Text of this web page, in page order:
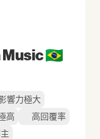
🇧🇷
響力極大
高
高回覆率